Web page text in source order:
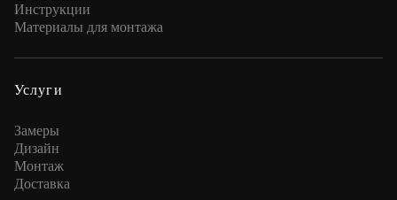
Инструкции
Материалы для монтажа
Услуги
Замеры
Дизайн
Монтаж
Доставка